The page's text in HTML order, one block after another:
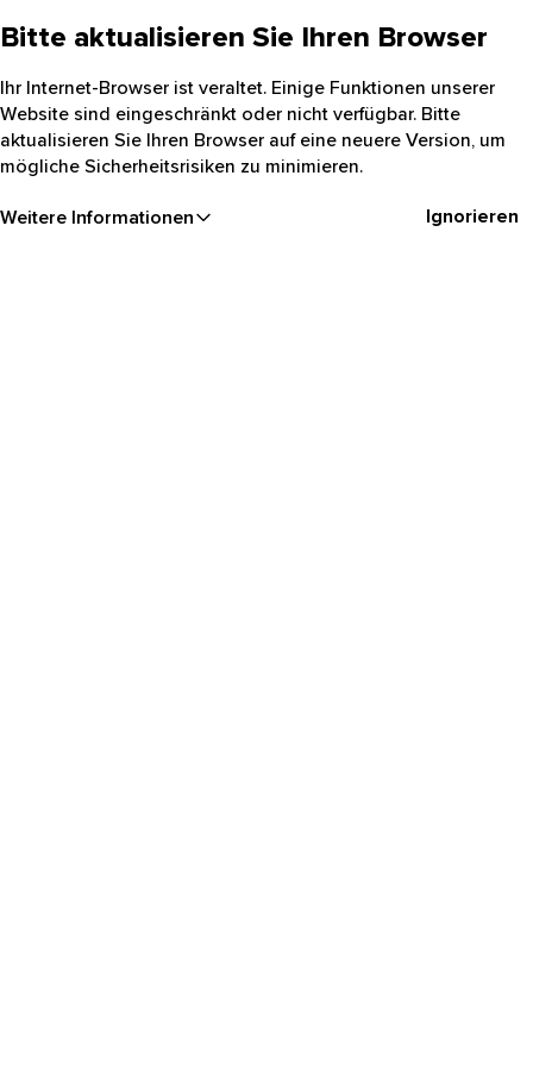
Bitte aktualisieren Sie Ihren Browser
Ihr Internet-Browser ist veraltet. Einige Funktionen unserer
Website sind eingeschränkt oder nicht verfügbar. Bitte
aktualisieren Sie Ihren Browser auf eine neuere Version, um
mögliche Sicherheitsrisiken zu minimieren.
Weitere Informationen Ignorieren